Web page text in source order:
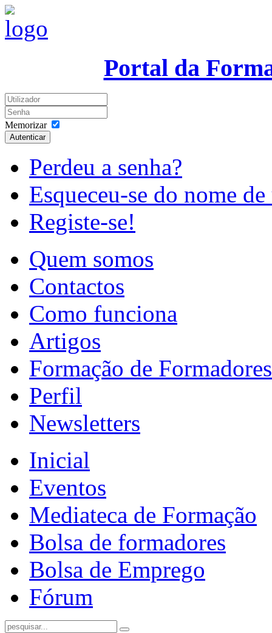
Portal da
Memorizar
Autenticar
Perdeu a senha?
Esqueceu-se do nome
Registe-se!
Quem somos
Contactos
Como funciona
Artigos
Formação de Formadores
Perfil
Newsletters
Inicial
Eventos
Mediateca de Formação
Bolsa de formadores
Bolsa de Emprego
Fórum